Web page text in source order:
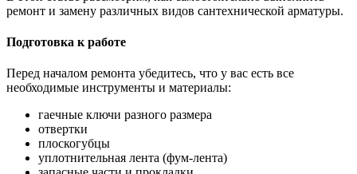
ремонт и замену различных видов сантехнической арматуры.
Подготовка к работе
Перед началом ремонта убедитесь, что у вас есть все
необходимые инструменты и материалы:
гаечные ключи разного размера
отвертки
плоскогубцы
уплотнительная лента (фум-лента)